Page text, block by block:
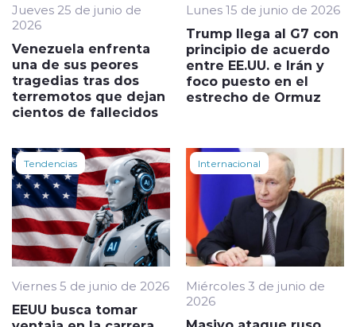
Jueves 25 de junio de
2026
Venezuela enfrenta
una de sus peores
tragedias tras dos
terremotos que dejan
cientos de fallecidos
Lunes 15 de junio de 2026
Trump llega al G7 con
principio de acuerdo
entre EE.UU. e Irán y
foco puesto en el
estrecho de Ormuz
Tendencias
Viernes 5 de junio de 2026
EEUU busca tomar
Internacional
Miércoles 3 de junio de
2026